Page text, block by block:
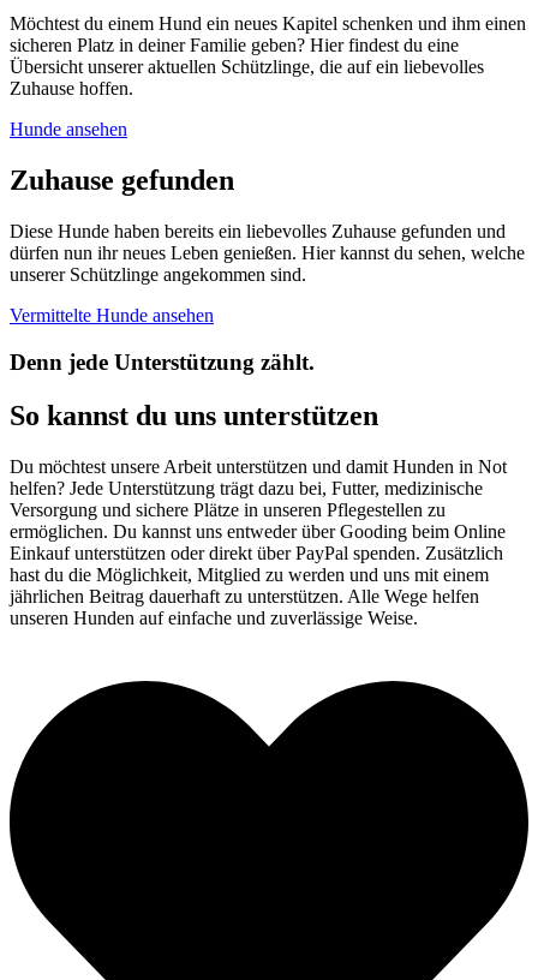
Möchtest du einem Hund ein neues Kapitel schenken und ihm einen
sicheren Platz in deiner Familie geben? Hier findest du eine
Übersicht unserer aktuellen Schützlinge, die auf ein liebevolles
Zuhause hoffen.
Hunde ansehen
Zuhause gefunden
Diese Hunde haben bereits ein liebevolles Zuhause gefunden und
dürfen nun ihr neues Leben genießen. Hier kannst du sehen, welche
unserer Schützlinge angekommen sind.
Vermittelte Hunde ansehen
Denn jede Unterstützung zählt.
So kannst du uns unterstützen
Du möchtest unsere Arbeit unterstützen und damit Hunden in Not
helfen? Jede Unterstützung trägt dazu bei, Futter, medizinische
Versorgung und sichere Plätze in unseren Pflegestellen zu
ermöglichen. Du kannst uns entweder über Gooding beim Online
Einkauf unterstützen oder direkt über PayPal spenden. Zusätzlich
hast du die Möglichkeit, Mitglied zu werden und uns mit einem
jährlichen Beitrag dauerhaft zu unterstützen. Alle Wege helfen
unseren Hunden auf einfache und zuverlässige Weise.